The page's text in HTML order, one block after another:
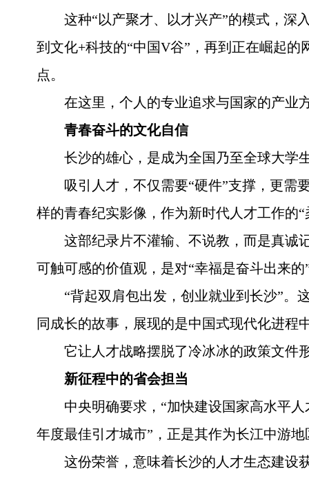
这种“以产聚才、以才兴产”的模式，深
到文化+科技的“中国V谷”，再到正在崛起
点。
在这里，个人的专业追求与国家的产业
青春奋斗的文化自信
长沙的雄心，是成为全国乃至全球大学
吸引人才，不仅需要“硬件”支撑，更需
样的青春纪实影像，作为新时代人才工作的“
这部纪录片不灌输、不说教，而是真诚
可触可感的价值观，是对“幸福是奋斗出来
“背起双肩包出发，创业就业到长沙”。
同成长的故事，展现的是中国式现代化进程
它让人才战略摆脱了冷冰冰的政策文件
新征程中的省会担当
中央明确要求，“加快建设国家高水平
年度最佳引才城市”，正是其作为长江中游
这份荣誉，意味着长沙的人才生态建设